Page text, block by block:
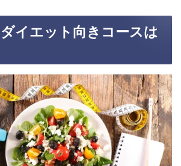
イエット向きコースは